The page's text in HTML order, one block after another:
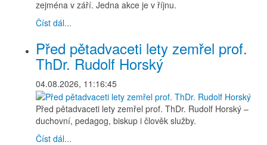
zejména v září. Jedna akce je v říjnu.
Číst dál...
Před pětadvaceti lety zemřel prof.
ThDr. Rudolf Horský
04.08.2026, 11:16:45
Před pětadvaceti lety zemřel prof. ThDr. Rudolf Horský –
duchovní, pedagog, biskup i člověk služby.
Číst dál...